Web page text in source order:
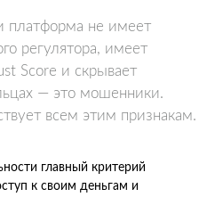
платформа не имеет
регулятора, имеет
Score и скрывает
— это мошенники.
всем этим признакам.
главный критерий
к своим деньгам и